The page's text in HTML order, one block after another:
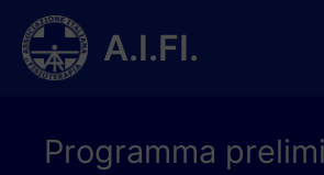
contenuto
A.I.FI.
Programma